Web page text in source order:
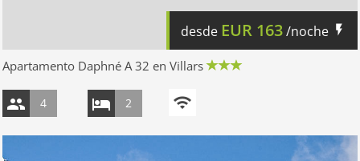
desde EUR 163/noche
Apartamento Daphné A 32 en Villars
4 2